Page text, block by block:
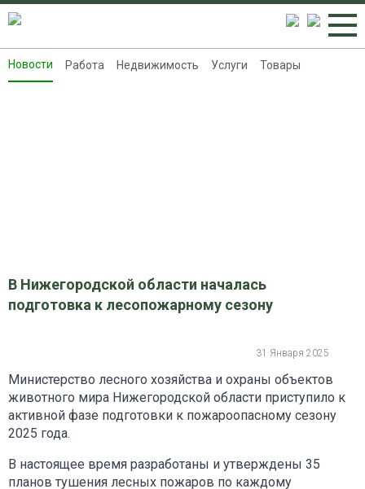
Новости
Новости Работа Недвижимость Услуги Товары
В Нижегородской области началась
подготовка к лесопожарному сезону
31 Января 2025
Министерство лесного хозяйства и охраны объектов
животного мира Нижегородской области приступило к
активной фазе подготовки к пожароопасному сезону
2025 года.
В настоящее время разработаны и утверждены 35
планов тушения лесных пожаров по каждому